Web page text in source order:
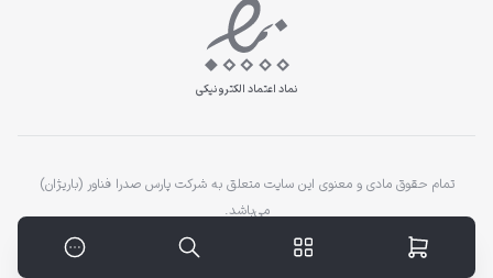
نماد اعتماد الکترونیکی
تمام حقوق مادی و معنوی این سایت متعلق به شرکت پارس صدرا فناور (باریژان)
می‌باشد.